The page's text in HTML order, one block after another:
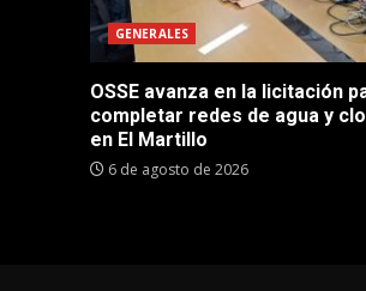
GENERALES
OSSE avanza en la licitación
completar redes de agua y
en El Martillo
6 de agosto de 2026